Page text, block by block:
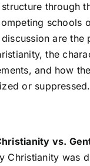
through
schools
are the
the
and how
or suppressed.
vs.
Christianity was